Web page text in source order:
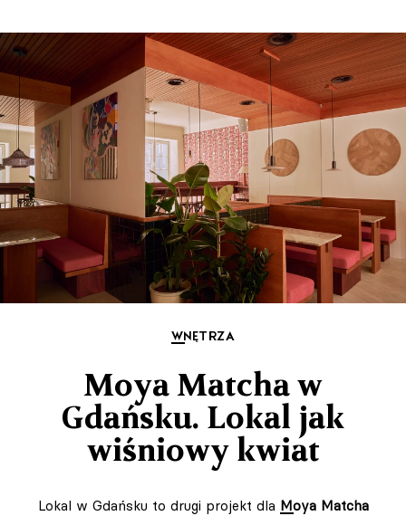
WNĘTRZA
Moya Matcha w
Gdańsku. Lokal jak
wiśniowy kwiat
Lokal w Gdańsku to drugi projekt dla Moya Matcha